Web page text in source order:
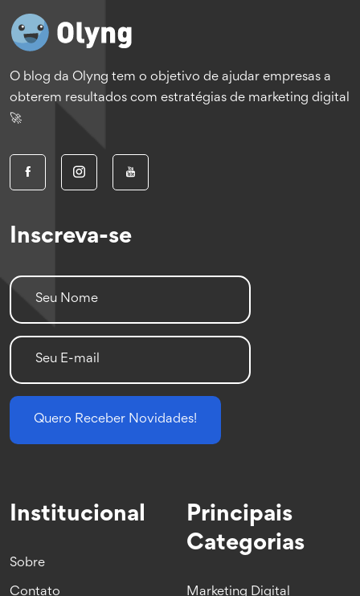
O blog da Olyng tem o objetivo de ajudar empresas a
obterem resultados com estratégias de marketing digital
🚀
Inscreva-se
Quero Receber Novidades!
Institucional
Sobre
Contato
Principais
Categorias
Marketing Digital